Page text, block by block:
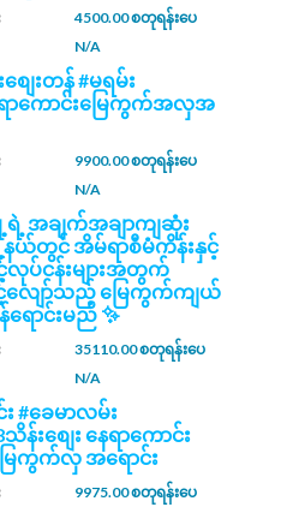
4500.00 စတုရန်းပေ
N/A
ျေးတန် #မရမ်း
ရာကောင်းမြေကွက်အလှအ
9900.00 စတုရန်းပေ
N/A
ရဲ့ အချက်အချာကျဆုံး
နယ်တွင် အိမ်ရာစီမံကိန်းနှင့်
ပ်ငန်းများအတွက်
ျော်သည့် မြေကွက်ကျယ်
ရောင်းမည် ✨
35110.00 စတုရန်းပေ
N/A
း #ခေမာလမ်း
န်းစျေး နေရာကောင်း
ြေကွက်လှ အရောင်း
9975.00 စတုရန်းပေ